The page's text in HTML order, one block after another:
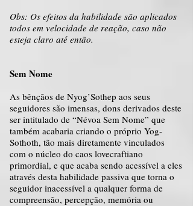
Obs: Os efeitos da habilidade são aplicados
todos em velocidade de reação, caso não
esteja claro até então.
Sem Nome
As bênçãos de Nyog’Sothep aos seus
seguidores são imensas, dons derivados deste
ser intitulado de “Névoa Sem Nome” que
também acabaria criando o próprio Yog-
Sothoth, tão mais diretamente vinculados
com o núcleo do caos lovecraftiano
primordial, e que acaba sendo acessível a eles
através desta habilidade passiva que torna o
seguidor inacessível a qualquer forma de
compreensão, percepção, memória ou